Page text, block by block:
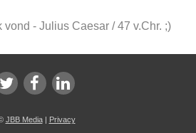
vond - Julius Caesar / 47 v.Chr. ;)
JBB Media| Privacy